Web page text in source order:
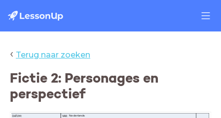
‹ Terug naar zoeken
Fictie 2: Personages en
perspectief
Nederlands